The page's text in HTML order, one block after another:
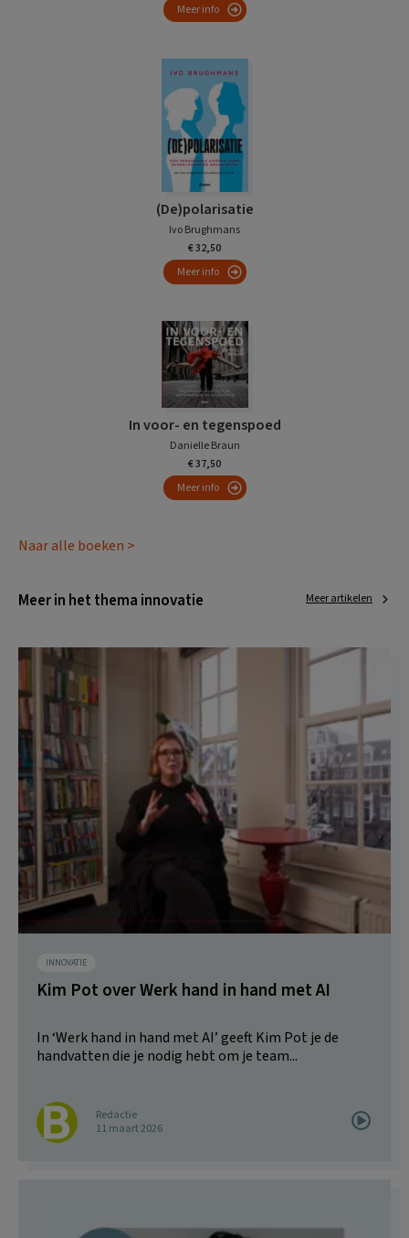
Meer info
(De)polarisatie
Ivo Brughmans
€ 32,50
Meer info
In voor- en tegenspoed
Danielle Braun
€ 37,50
Meer info
Naar alle boeken >
Meer in het thema innovatie Meer artikelen
INNOVATIE
Kim Pot over Werk hand in hand met AI
In ‘Werk hand in hand met AI’ geeft Kim Pot je de
handvatten die je nodig hebt om je team...
Redactie
11 maart 2026